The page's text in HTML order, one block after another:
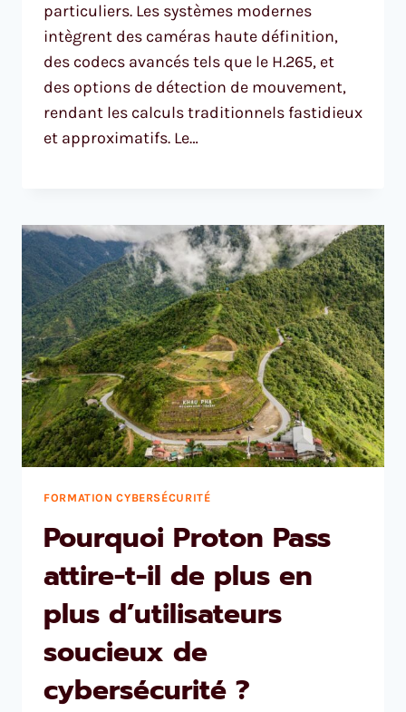
particuliers. Les systèmes modernes
intègrent des caméras haute définition,
des codecs avancés tels que le H.265, et
des options de détection de mouvement,
rendant les calculs traditionnels fastidieux
et approximatifs. Le…
FORMATION CYBERSÉCURITÉ
Pourquoi Proton Pass
attire-t-il de plus en
plus d’utilisateurs
soucieux de
cybersécurité ?